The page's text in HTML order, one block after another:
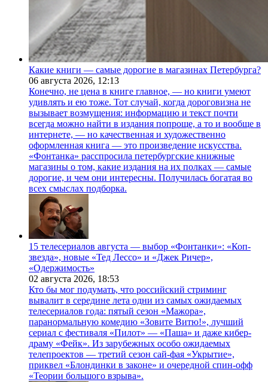
Какие книги — самые дорогие в магазинах Петербурга?
06 августа 2026, 12:13
Конечно, не цена в книге главное, — но книги умеют
удивлять и ею тоже. Тот случай, когда дороговизна не
вызывает возмущения: информацию и текст почти
всегда можно найти в издания попроще, а то и вообще в
интернете, — но качественная и художественно
оформленная книга — это произведение искусства.
«Фонтанка» расспросила петербургские книжные
магазины о том, какие издания на их полках — самые
дорогие, и чем они интересны. Получилась богатая во
всех смыслах подборка.
15 телесериалов августа — выбор «Фонтанки»: «Коп-
звезда», новые «Тед Лессо» и «Джек Ричер»,
«Одержимость»
02 августа 2026, 18:53
Кто бы мог подумать, что российский стриминг
вывалит в середине лета одни из самых ожидаемых
телесериалов года: пятый сезон «Мажора»,
паранормальную комедию «Зовите Витю!», лучший
сериал с фестиваля «Пилот» — «Паша» и даже кибер-
драму «Фейк». Из зарубежных особо ожидаемых
телепроектов — третий сезон сай-фая «Укрытие»,
приквел «Блондинки в законе» и очередной спин-офф
«Теории большого взрыва».